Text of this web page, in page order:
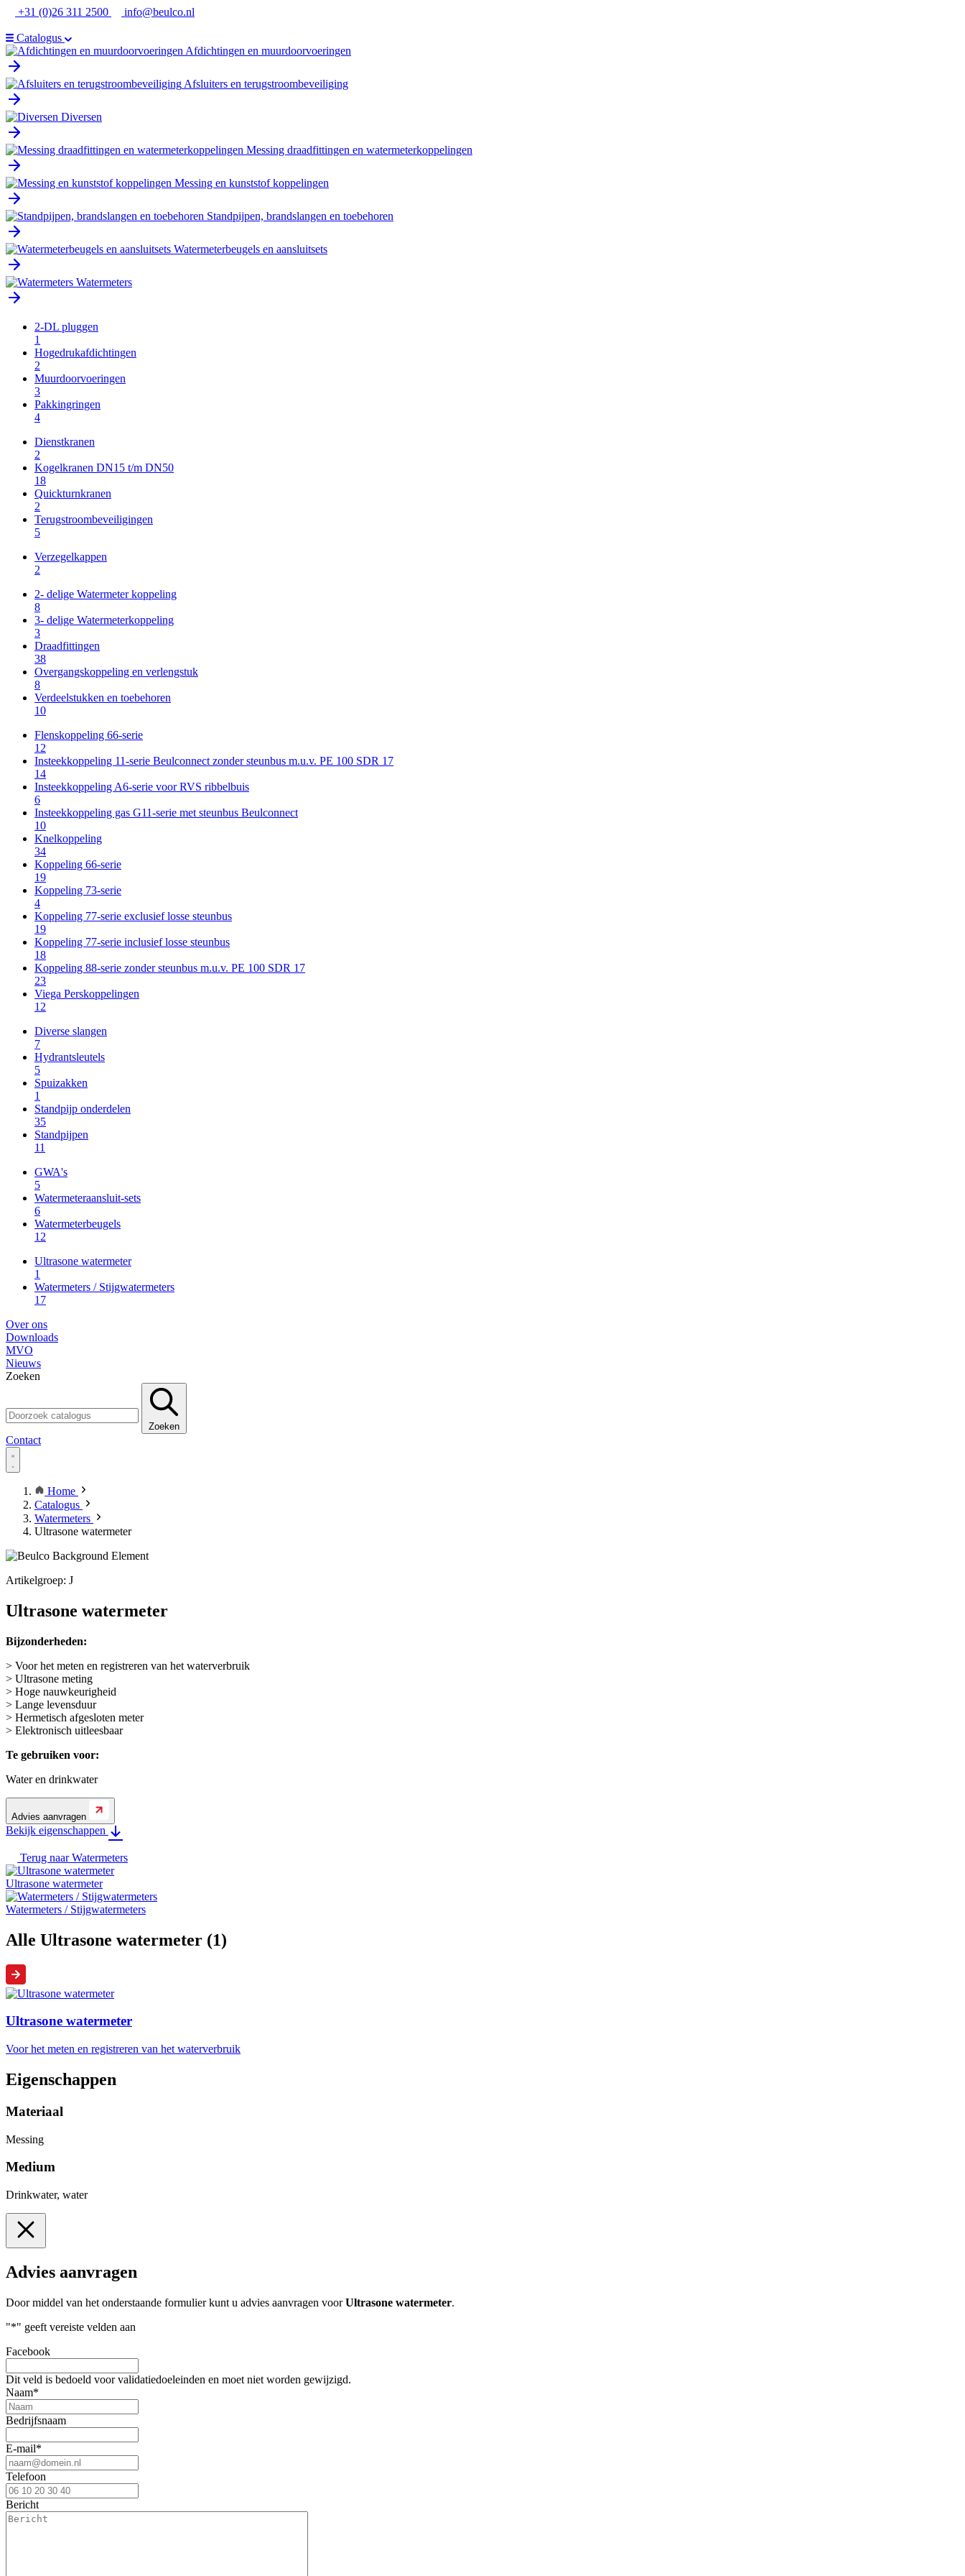
Ga
de
inhoud
+31 (0)26 311 2500 info@beulco.nl
Catalogus
Afdichtingen en muurdoorvoeringen
Afsluiters en terugstroombeveiliging
Diversen
Messing draadfittingen en watermeterkoppelingen
Messing en kunststof koppelingen
Standpijpen, brandslangen en toebehoren
Watermeterbeugels en aansluitsets
Watermeters
2-DL pluggen
1
Hogedrukafdichtingen
2
Muurdoorvoeringen
3
Pakkingringen
4
Dienstkranen
2
Kogelkranen DN15 t/m DN50
18
Quickturnkranen
2
Terugstroombeveiligingen
5
Verzegelkappen
2
2- delige Watermeter koppeling
8
3- delige Watermeterkoppeling
3
Draadfittingen
38
Overgangskoppeling en verlengstuk
8
Verdeelstukken en toebehoren
10
Flenskoppeling 66-serie
12
Insteekkoppeling 11-serie Beulconnect zonder steunbus m.u.v. PE 100 SDR 17
14
Insteekkoppeling A6-serie voor RVS ribbelbuis
6
Insteekkoppeling gas G11-serie met steunbus Beulconnect
10
Knelkoppeling
34
Koppeling 66-serie
19
Koppeling 73-serie
4
Koppeling 77-serie exclusief losse steunbus
19
Koppeling 77-serie inclusief losse steunbus
18
Koppeling 88-serie zonder steunbus m.u.v. PE 100 SDR 17
23
Viega Perskoppelingen
12
Diverse slangen
7
Hydrantsleutels
5
Spuizakken
1
Standpijp onderdelen
35
Standpijpen
11
GWA's
5
Watermeteraansluit-sets
6
Watermeterbeugels
12
Ultrasone watermeter
1
Watermeters / Stijgwatermeters
17
Over ons
Downloads
MVO
Nieuws
Zoeken
Zoeken
Contact
Home
Catalogus
Watermeters
Ultrasone watermeter
Artikelgroep: J
Ultrasone watermeter
Bijzonderheden:
> Voor het meten en registreren van het waterverbruik
> Ultrasone meting
> Hoge nauwkeurigheid
> Lange levensduur
> Hermetisch afgesloten meter
> Elektronisch uitleesbaar
Te gebruiken voor:
Water en drinkwater
Advies aanvragen
Bekijk eigenschappen
Terug naarWatermeters
Ultrasone watermeter
Watermeters / Stijgwatermeters
Alle Ultrasone watermeter (1)
Ultrasone watermeter
Voor het meten en registreren van het waterverbruik
Eigenschappen
Materiaal
Messing
Medium
Drinkwater, water
Advies aanvragen
Door middel van het onderstaande formulier kunt u advies aanvragen voorUltrasone watermeter.
"*" geeft vereiste velden aan
Facebook
Dit veld is bedoeld voor validatiedoeleinden en moet niet worden gewijzigd.
Naam*
Bedrijfsnaam
E-mail*
Telefoon
Bericht